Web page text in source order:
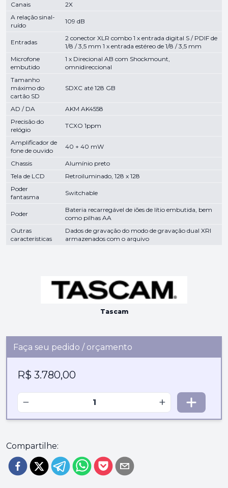
Canais
2X
A relação sinal-
ruído
109 dB
Entradas
2 conector XLR combo 1 x entrada digital S / PDIF de
1/8 / 3,5 mm 1 x entrada estéreo de 1/8 / 3,5 mm
Microfone
embutido
1 x Direcional AB com Shockmount,
omnidireccional
Tamanho
máximo do
cartão SD
SDXC até 128 GB
AD / DA
AKM AK4558
Precisão do
relógio
TCXO 1ppm
Amplificador de
fone de ouvido
40 + 40 mW
Chassis
Alumínio preto
Tela de LCD
Retroiluminado, 128 x 128
Poder
fantasma
Switchable
Poder
Bateria recarregável de iões de lítio embutida, bem
como pilhas AA
Outras
características
Dados de gravação do modo de gravação dual XRI
armazenados com o arquivo
Faça seu pedido / orçamento
R$ 3.780,00
− +
Tascam
Compartilhe: